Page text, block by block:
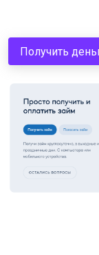
Получить